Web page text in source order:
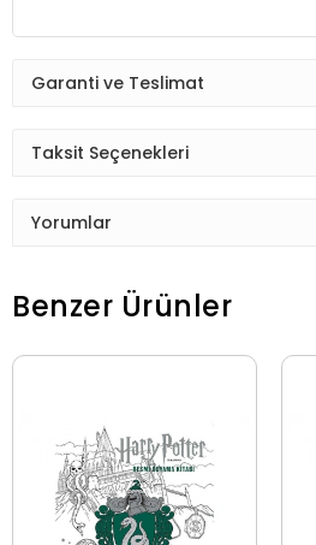
Garanti ve Teslimat
Taksit Seçenekleri
Yorumlar
Benzer Ürünler